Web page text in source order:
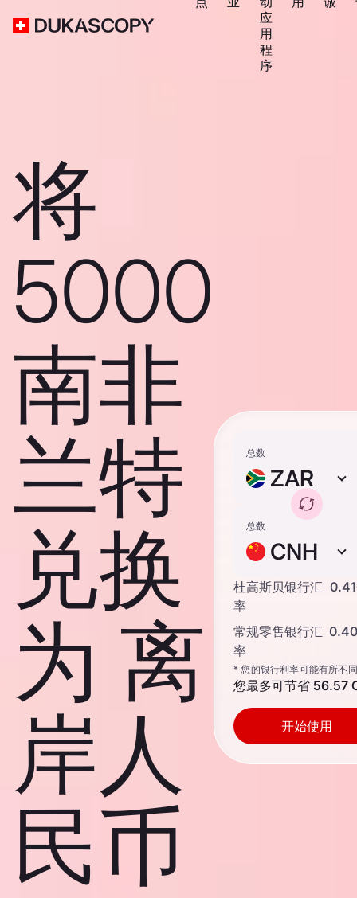
应
用
程
序
将
5000
南非
兰特
兑换
为 离
岸人
民币
总数
ZAR
总数
CNH
杜高斯贝银行汇
率
常规零售银行汇
率
* 您的银行利率可能有所不同
您最多可节省 56.57
开始使用